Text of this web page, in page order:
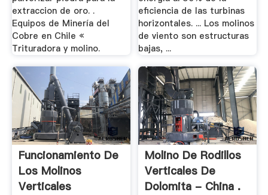
extraccion de oro. .
Equipos de Minería del
Cobre en Chile «
Trituradora y molino.
eficiencia de las turbinas
horizontales. ... Los molinos
de viento son estructuras
bajas, ...
Funcionamiento De
Los Molinos
Verticales
Molino De Rodillos
Verticales De
Dolomita - China .